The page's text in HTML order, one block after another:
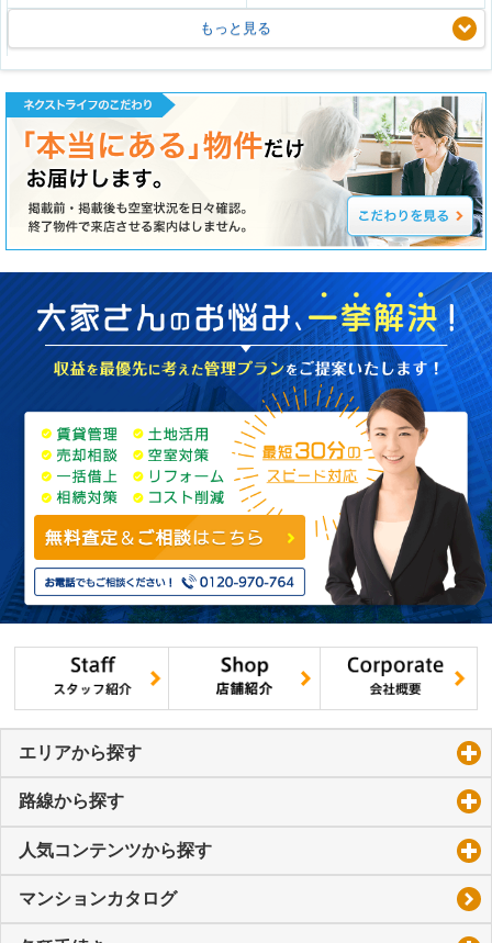
もっと見る
エリアから探す
路線から探す
人気コンテンツから探す
マンションカタログ